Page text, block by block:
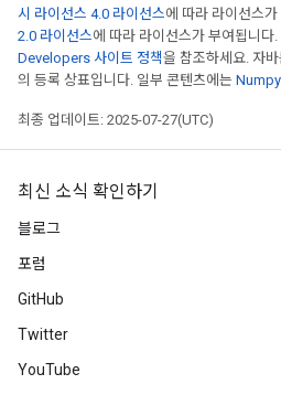
시 라이선스 4.0 라이선스에 따라 라이선스
2.0 라이선스에 따라 라이선스가 부여됩니다
Developers 사이트 정책을 참조하세요. 자
의 등록 상표입니다. 일부 콘텐츠에는
최종 업데이트: 2025-07-27(UTC)
최신 소식 확인하기
블로그
포럼
GitHub
Twitter
YouTube